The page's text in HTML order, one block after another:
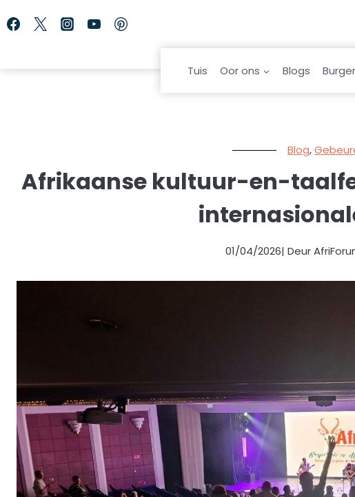
to
Tuis Oor ons Blogs
Blog,
Afrikaanse kultuur-en-
01/04/2026| Deur